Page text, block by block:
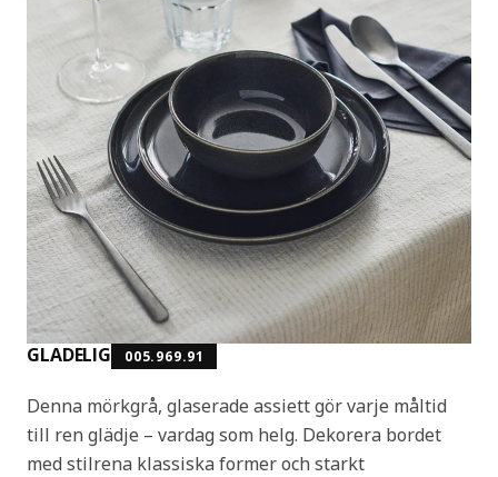
GLADELIG 005.969.91
Denna mörkgrå, glaserade assiett gör varje måltid
till ren glädje – vardag som helg. Dekorera bordet
med stilrena klassiska former och starkt